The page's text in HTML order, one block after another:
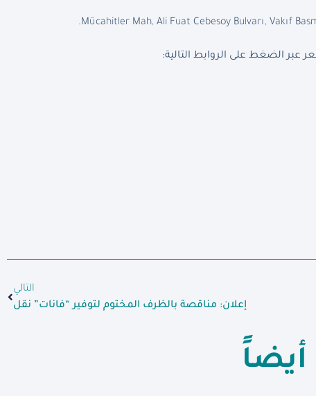
Mücahitler Mah, Ali Fuat Cebesoy Bulvarı, Vakıf
الضغط على الروابط التالية:
التالي
إعلان: مناقصة بالظرف المختوم لتوفير “فانات” نقل
أيضاً